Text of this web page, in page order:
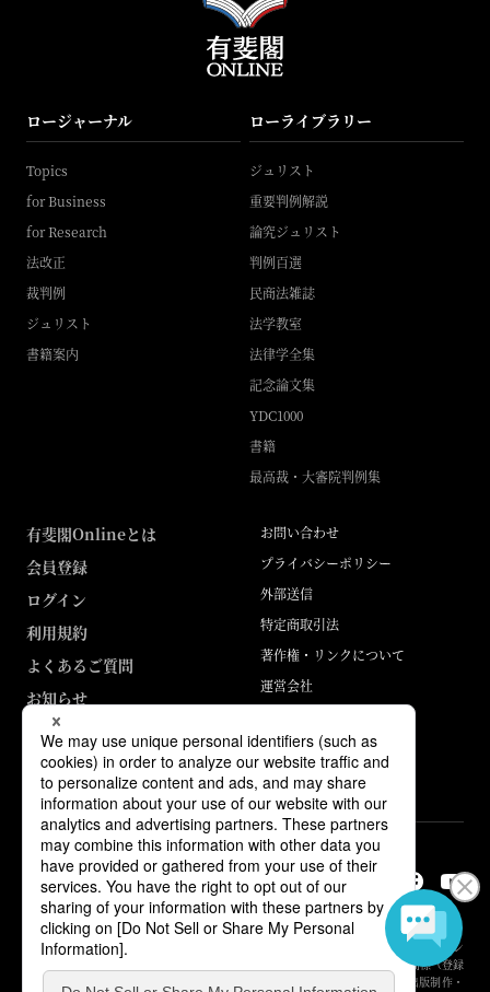
ロージャーナル
Topics
for Business
for Research
法改正
裁判例
ジュリスト
書籍案内
ローライブラリー
ジュリスト
重要判例解説
論究ジュリスト
判例百選
民商法雑誌
法学教室
法律学全集
記念論文集
YDC1000
書籍
最高裁・大審院判例集
有斐閣Onlineとは
会員登録
ログイン
利用規約
よくあるご質問
お知らせ
お問い合わせ
プライバシーポリシー
外部送信
特定商取引法
著作権・リンクについて
運営会社
ABJマークは、この電子書店・電子書籍配信サービスが、著作権者からコン
テンツ使用許諾を得た正規版配信サービスであることを示す登録商標（登録
番号 第6091713号）です。詳しくは［ABJマーク］または［電子出版制作・